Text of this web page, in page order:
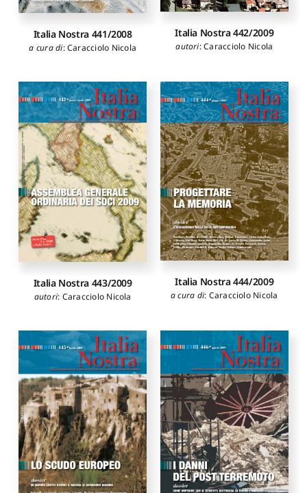
Italia Nostra 441/2008
a cura di:Caracciolo Nicola
Italia Nostra 442/2009
autori:Caracciolo Nicola
Italia Nostra 443/2009
autori: Caracciolo Nicola
Italia Nostra 444/2009
a cura di: Caracciolo Nicola